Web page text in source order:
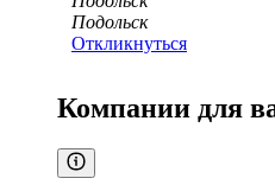
Подольск
Откликнуться
Компании для